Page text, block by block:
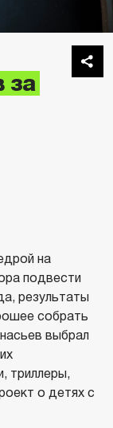
за
на
подвести
результаты
собрать
выбрал
триллеры,
о детях с